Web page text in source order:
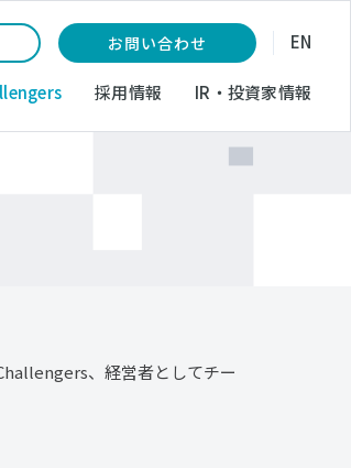
お問い合わせ EN
採用情報 IR・投資家情報
、経営者としてチー